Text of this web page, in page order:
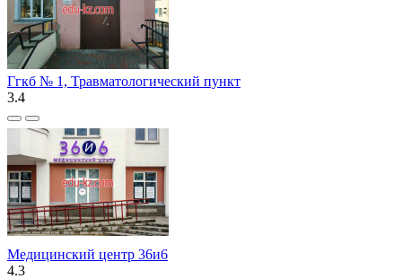
Ггкб № 1, Травматологический пункт
3.4
Медицинский центр 36и6
4.3